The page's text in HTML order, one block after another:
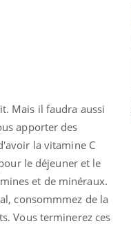
Mais il faudra aussi
apporter des
la vitamine C
le déjeuner et le
et de minéraux.
consommmez de la
Vous terminerez ces